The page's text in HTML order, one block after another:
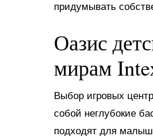
придумывать
Оазис
мирам
Выбор игровых
собой неглубокие
подходят для